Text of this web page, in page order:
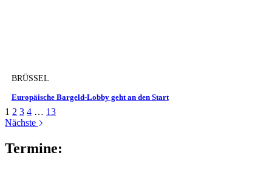
BRÜSSEL
Europäische Bargeld-Lobby geht an den Start
1 2 3 4 … 13
Nächste
Termine: